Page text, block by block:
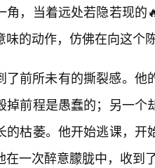
角，当着远处若隐若现
味的动作，仿佛在向这
了前所未有的撕裂感。
掉前程是愚蠢的；另一
的枯萎。他开始逃课，
在一次醉意朦胧中，收到